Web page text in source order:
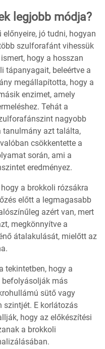
legjobb módja?
jó tudni, hogyan
szulforafánt vihessük
hogy a hosszan
tápanyagait, beleértve a
megállapította, hogy a
enzimet, amely
Tehát a
nagyobb
tanulmány azt találta,
csökkentette a
során, ami a
eredményez.
a brokkoli rózsákra
előtt a legmagasabb
azért van, mert
megkönnyítve a
átalakulását, mielőtt az
tekintetben, hogy a
befolyásolják más
sütő vagy
E korlátozás
hogy az előkészítési
a brokkoli